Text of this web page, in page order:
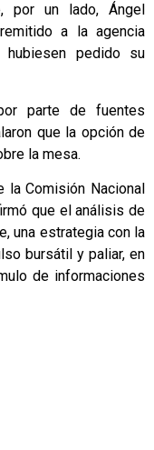
por un lado, Ángel
a la agencia
hubiesen pedido su
parte de fuentes
que la opción de
la mesa.
la Comisión Nacional
que el análisis de
una estrategia con la
bursátil y paliar, en
de informaciones